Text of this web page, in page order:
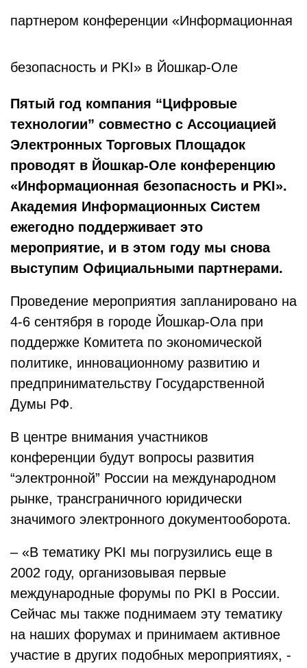
партнером конференции «Информационная
безопасность и PKI» в Йошкар-Оле
Пятый год компания “Цифровые
технологии” совместно с Ассоциацией
Электронных Торговых Площадок
проводят в Йошкар-Оле конференцию
«Информационная безопасность и PKI».
Академия Информационных Систем
ежегодно поддерживает это
мероприятие, и в этом году мы снова
выступим Официальными партнерами.
Проведение мероприятия запланировано на
4-6 сентября в городе Йошкар-Ола при
поддержке Комитета по экономической
политике, инновационному развитию и
предпринимательству Государственной
Думы РФ.
В центре внимания участников
конференции будут вопросы развития
“электронной” России на международном
рынке, трансграничного юридически
значимого электронного документооборота.
– «В тематику PKI мы погрузились еще в
2002 году, организовывая первые
международные форумы по PKI в России.
Сейчас мы также поднимаем эту тематику
на наших форумах и принимаем активное
участие в других подобных мероприятиях, -